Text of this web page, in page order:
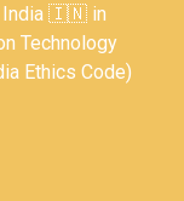
India 🇮🇳 in
Technology
Ethics Code)